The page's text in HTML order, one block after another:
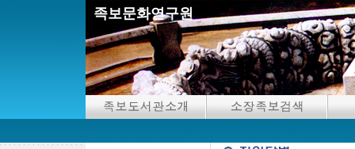
족보문화연구원